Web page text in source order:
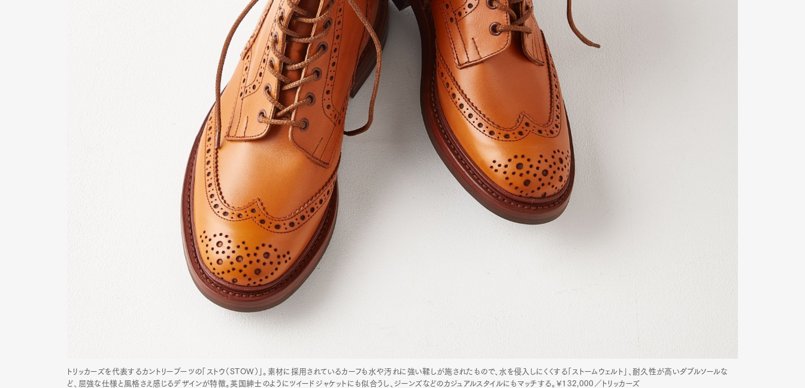
トリッカーズを代表するカントリーブーツの「ストウ（STOW）」。素材に採用されているカーフも水や汚れに強い鞣しが施されたもので、水を侵入しにくくする「ストームウェルト」、耐久性が高いダブルソールな
ど、屈強な仕様と風格さえ感じるデザインが特徴。英国紳士のようにツイードジャケットにも似合うし、ジーンズなどのカジュアルスタイルにもマッチする。¥132,000／トリッカーズ